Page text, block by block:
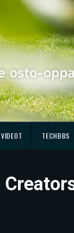
VIDEOT TECHBBS